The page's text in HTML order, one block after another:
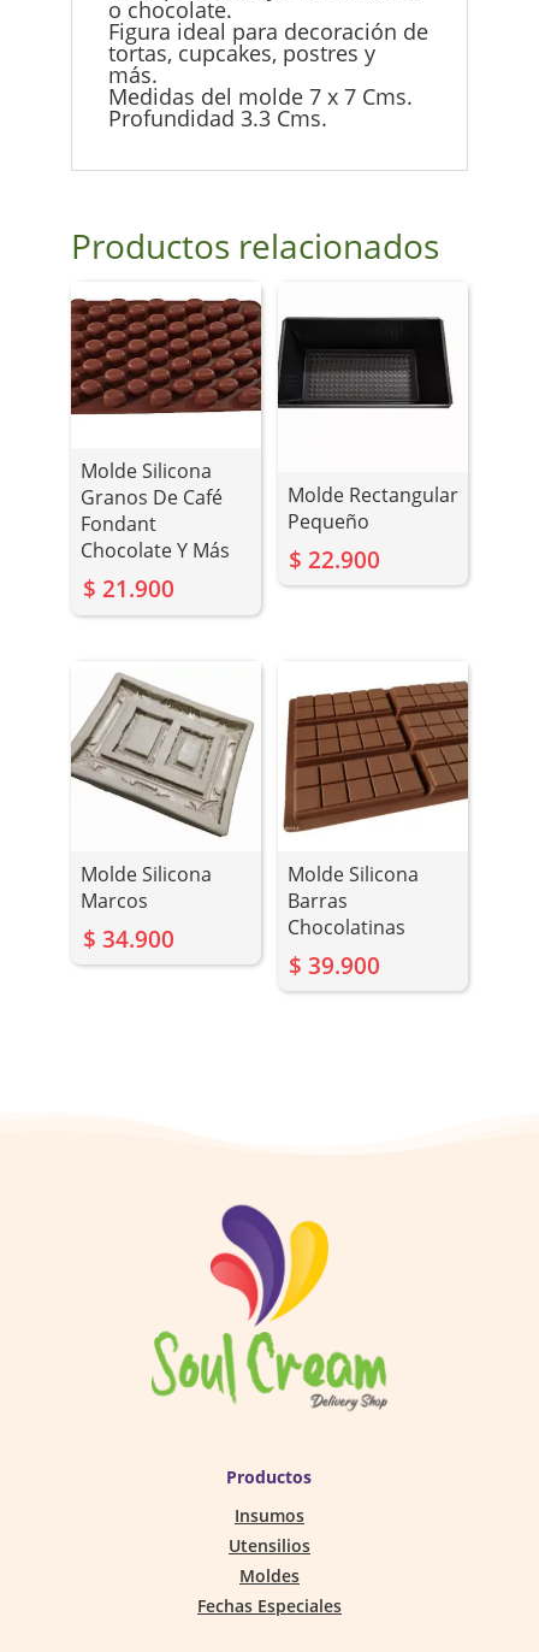
o chocolate.
Figura ideal para decoración de
tortas, cupcakes, postres y
más.
Medidas del molde 7 x 7 Cms.
Profundidad 3.3 Cms.
Productos relacionados
Molde Silicona
Granos De Café
Fondant
Chocolate Y Más
$ 21.900
Molde Rectangular
Pequeño
$ 22.900
Molde Silicona
Marcos
$ 34.900
Molde Silicona
Barras
Chocolatinas
$ 39.900
Productos
Insumos
Utensilios
Moldes
Fechas Especiales